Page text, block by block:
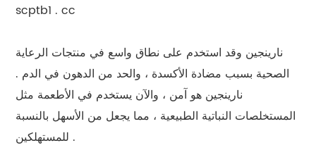
scptb1 . cc
نارينجين وقد استخدم على نطاق واسع في منتجات الرعاية
الصحية بسبب مضادة الأكسدة ، والحد من الدهون في الدم .
نارينجين هو آمن ، والآن يستخدم في الأطعمة مثل
المستخلصات النباتية الطبيعية ، مما يجعل من الأسهل بالنسبة
للمستهلكين .